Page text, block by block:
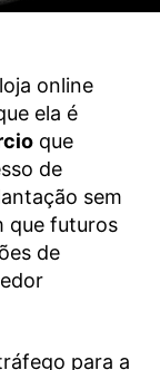
online
ela é
que
de
sem
que futuros
de
para a